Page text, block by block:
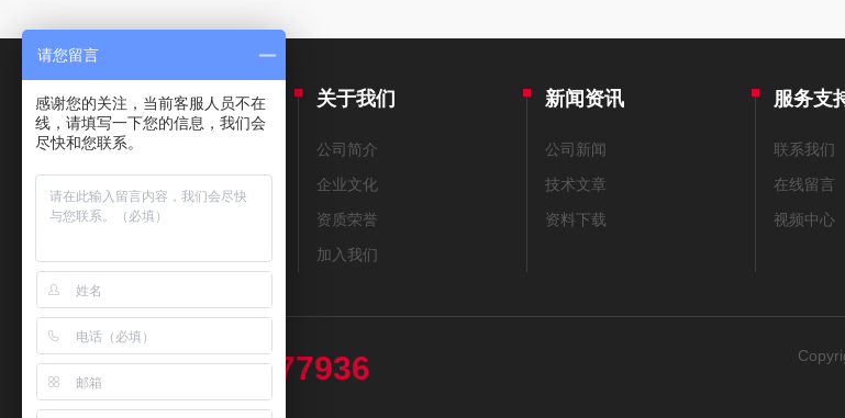
产品中心
THERMAX测温纸
测温笔
关于我们
公司简介
企业文化
资质荣誉
加入我们
新闻资讯
公司新闻
技术文章
资料下载
服务支
联系我们
在线留言
视频中心
热线电话：13439477936
请您留言
感谢您的关注，当前客服人员不在
线，请填写一下您的信息，我们会
尽快和您联系。